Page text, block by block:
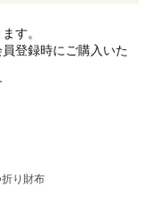
す。
登録時にご購入いた
り財布